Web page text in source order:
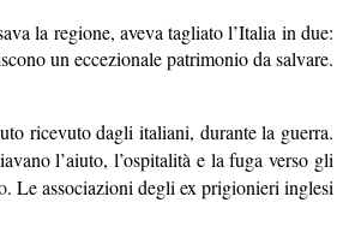
la regione, aveva tagliato l’Italia in due:
un eccezionale patrimonio da salvare.
ricevuto dagli italiani, durante la guerra.
l’aiuto, l’ospitalità e la fuga verso gli
. Le associazioni degli ex prigionieri inglesi